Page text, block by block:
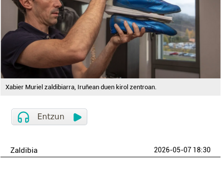
Xabier Muriel zaldibiarra, Iruñean duen kirol zentroan.
Zaldibia 2026-05-07 18:30